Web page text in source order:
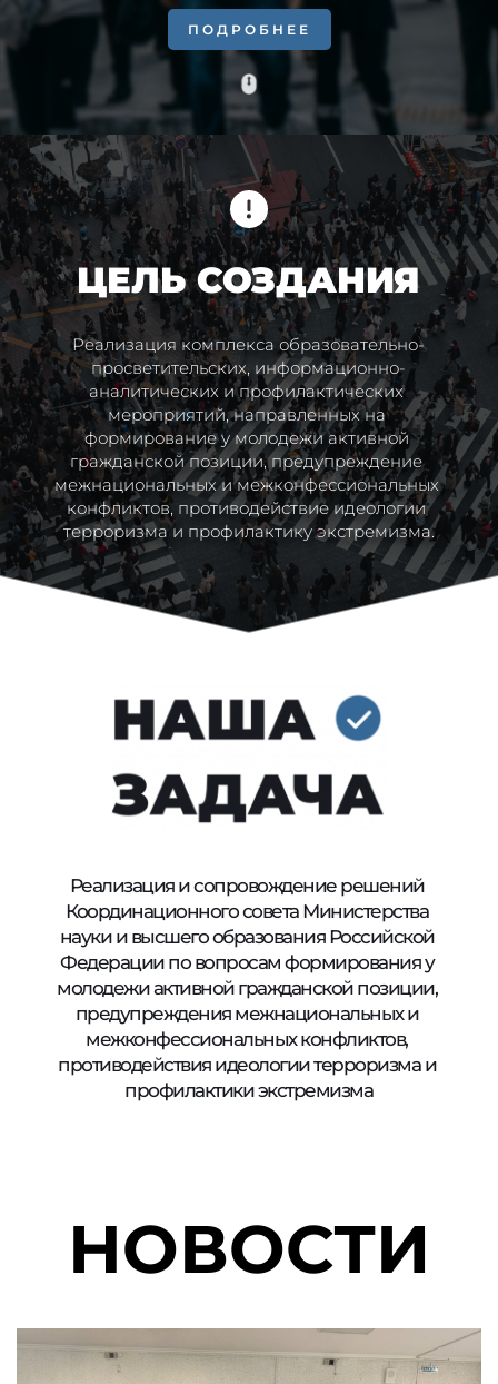
ПОДРОБНЕЕ
ЦЕЛЬ СОЗДАНИЯ
Реализация комплекса образовательно-
просветительских, информационно-
аналитических и профилактических
мероприятий, направленных на
формирование у молодежи активной
гражданской позиции, предупреждение
межнациональных и межконфессиональных
конфликтов, противодействие идеологии
терроризма и профилактику экстремизма.
Реализация и сопровождение решений
Координационного совета Министерства
науки и высшего образования Российской
Федерации по вопросам формирования у
молодежи активной гражданской позиции,
предупреждения межнациональных и
межконфессиональных конфликтов,
противодействия идеологии терроризма и
профилактики экстремизма
НОВОСТИ